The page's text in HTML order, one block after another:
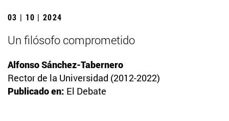
03 | 10 | 2024
Un filósofo comprometido
Alfonso Sánchez-Tabernero
Rector de la Universidad (2012-2022)
Publicado en: El Debate